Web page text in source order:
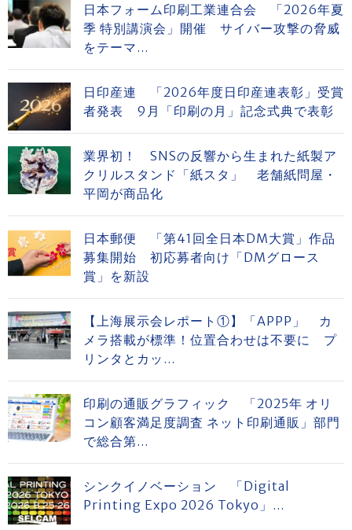
日本フォーム印刷工業連合会 「2026年夏
季 特別講演会」開催 サイバー攻撃の脅威
をテーマ...
日印産連 「2026年度日印産連表彰」受賞
者発表 9月「印刷の月」記念式典で表彰
業界初！ SNSの反響から生まれた紙製ア
クリルスタンド「紙スタ」 老舗紙問屋・
平岡が商品化
日本郵便 「第41回全日本DM大賞」作品
募集開始 初応募者向け「DMグロース
賞」を新設
【上海展示会レポート①】「APPP」 カ
メラ搭載が標準！位置合わせは不要に プ
リンタとカッ...
印刷の通販グラフィック 「2025年 オリ
コン顧客満足度調査 ネット印刷通販」部門
で総合第...
シンクイノベーション 「Digital
Printing Expo 2026 Tokyo」...